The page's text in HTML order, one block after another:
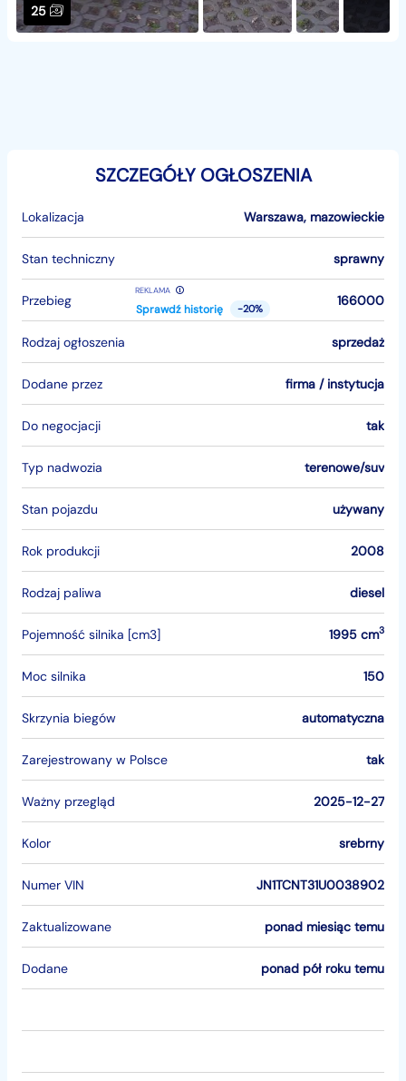
25
SZCZEGÓŁY OGŁOSZENIA
Lokalizacja Warszawa, mazowieckie
Stan techniczny sprawny
Przebieg
REKLAMA
Sprawdź historię -20%
166000
Rodzaj ogłoszenia sprzedaż
Dodane przez firma / instytucja
Do negocjacji tak
Typ nadwozia terenowe/suv
Stan pojazdu używany
Rok produkcji 2008
Rodzaj paliwa diesel
Pojemność silnika [cm3] 1995 cm3
Moc silnika 150
Skrzynia biegów automatyczna
Zarejestrowany w Polsce tak
Ważny przegląd 2025-12-27
Kolor srebrny
Numer VIN JN1TCNT31U0038902
Zaktualizowane ponad miesiąc temu
Dodane ponad pół roku temu